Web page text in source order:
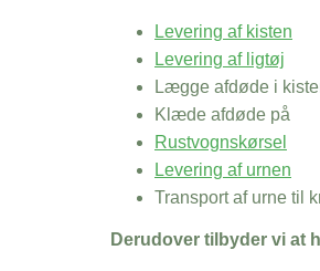
Levering af kisten
Levering af ligtøj
Lægge afdøde i
Klæde afdøde på
Rustvognskørsel
Levering af urnen
Transport af urne til
Derudover tilbyder vi at